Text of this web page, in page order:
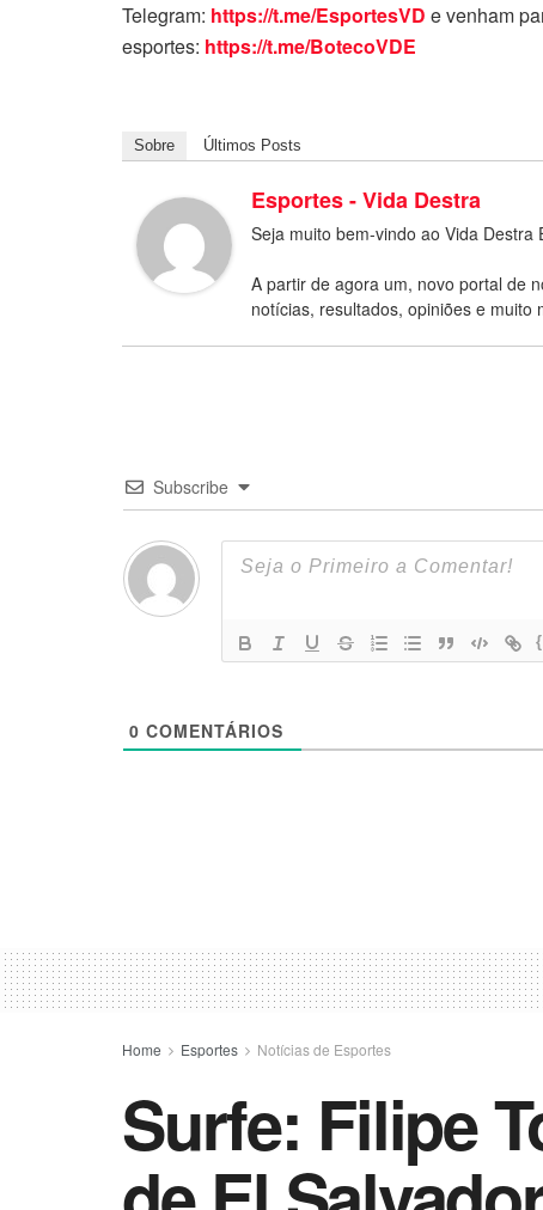
Telegram: https://t.me/EsportesVD e venham
esportes: https://t.me/BotecoVDE
Sobre Últimos Posts
Esportes - Vida Destra
Seja muito bem-vindo ao Vida Destra
A partir de agora um, novo portal de
notícias, resultados, opiniões e muito
Subscribe
0 COMENTÁRIOS
Home Esportes Notícias de Esportes
Surfe: Filipe